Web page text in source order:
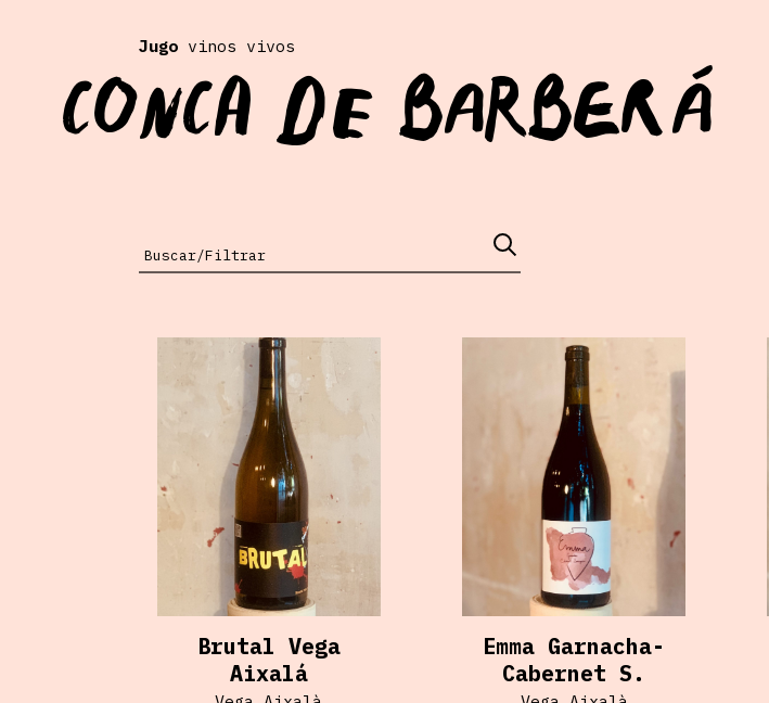
Jugo vinos vivos
Conca de Barberá
Brutal Vega
Aixalá
Emma Garnacha-
Cabernet S.